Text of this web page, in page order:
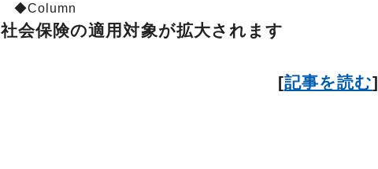
◆Column
社会保険の適用対象が拡大されます
[記事を読む]